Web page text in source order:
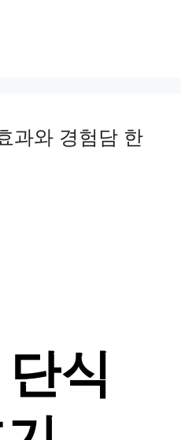
과와 경험담 한